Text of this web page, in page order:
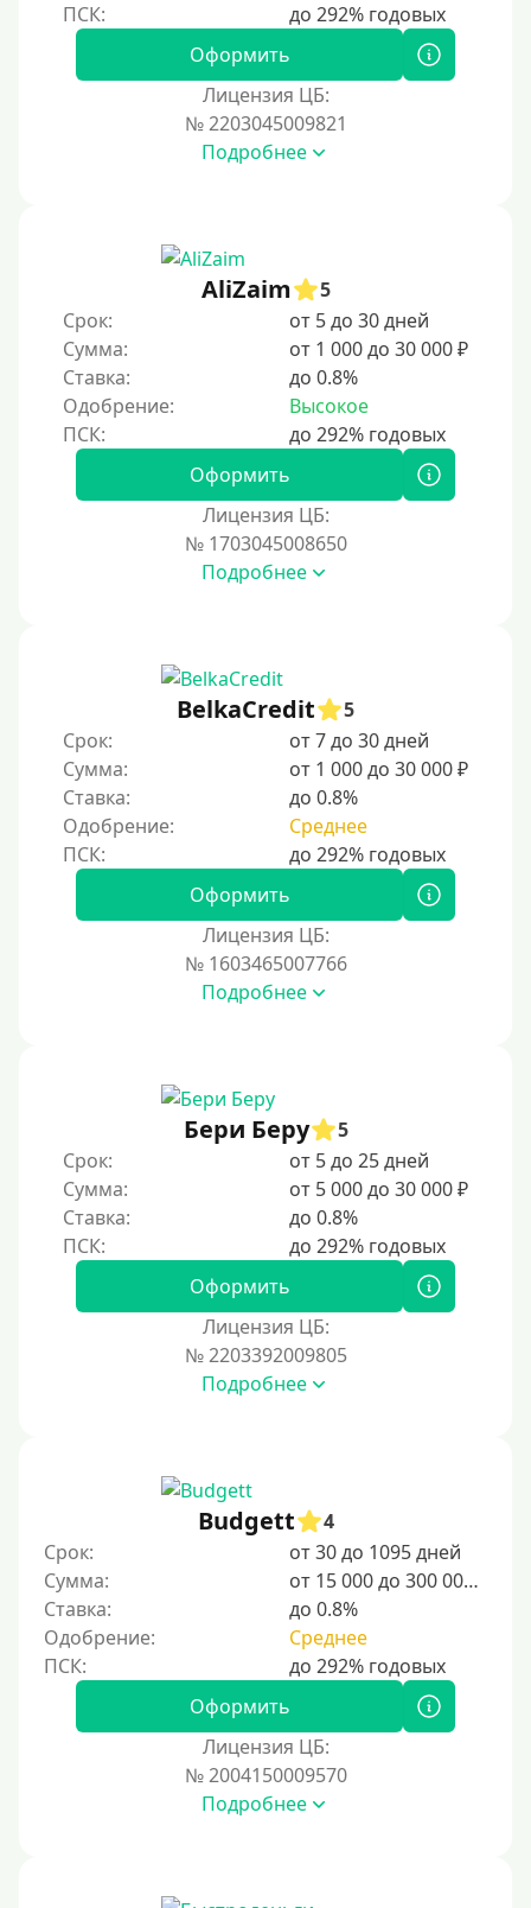
Принятие решения
За час
Срочные
Моментальные онлайн
Экспресс
В день обращения
С 21 года
С 22 лет
С 23 лет
С 25 лет
Категории заемщиков
Несовершеннолетним
Без прописки
Без регистрации
С временной регистрацией
Без подтверждения личности
Пенсионерам до 70 лет
Пенсионерам до 85 лет
Безработным
Даже бомжам
Без указания места работы
Для иностранных граждан
Для иностранных граждан Украины
Для иностранных граждан Казахстана
Для иностранных граждан Кыргызстана
Для иностранных граждан Таджикистана
Оформить
Лицензия ЦБ:
№ 2203045009821
Подробнее
AliZaim
5
Срок:
от 5 до 30 дней
Сумма:
от 1 000 до 30 000 ₽
Ставка:
до 0.8%
Одобрение:
Высокое
Оформить
Лицензия ЦБ:
№ 1703045008650
Подробнее
BelkaCredit
5
Срок:
от 7 до 30 дней
Сумма:
от 1 000 до 30 000 ₽
Ставка:
до 0.8%
Одобрение:
Среднее
Оформить
Лицензия ЦБ:
№ 1603465007766
Подробнее
Бери Беру
5
Срок:
от 5 до 25 дней
Сумма:
от 5 000 до 30 000 ₽
Ставка:
до 0.8%
Оформить
Лицензия ЦБ:
№ 2203392009805
Подробнее
Budgett
4
Срок:
от 30 до 1095 дней
Сумма:
от 15 000 до 300 000 ₽
Ставка:
до 0.8%
Одобрение:
Среднее
Оформить
Лицензия ЦБ:
№ 2004150009570
Подробнее